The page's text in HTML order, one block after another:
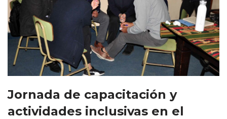
Jornada de capacitación y
actividades inclusivas en el